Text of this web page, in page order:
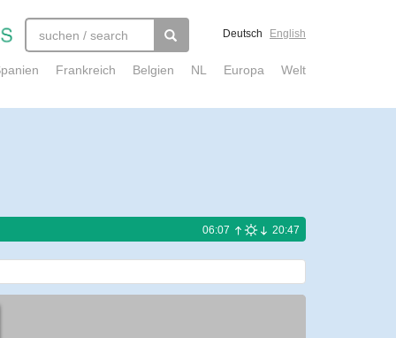
Deutsch English
Frankreich Belgien NL Europa Welt
06:07 20:47